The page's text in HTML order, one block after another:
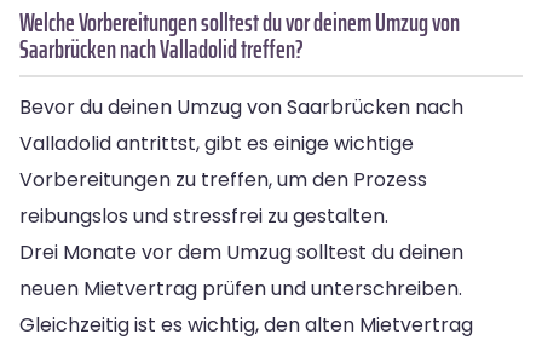
Welche Vorbereitungen solltest du vor deinem Umzug von
Saarbrücken nach Valladolid treffen?
Bevor du deinen Umzug von Saarbrücken nach
Valladolid antrittst, gibt es einige wichtige
Vorbereitungen zu treffen, um den Prozess
reibungslos und stressfrei zu gestalten.
Drei Monate vor dem Umzug solltest du deinen
neuen Mietvertrag prüfen und unterschreiben.
Gleichzeitig ist es wichtig, den alten Mietvertrag